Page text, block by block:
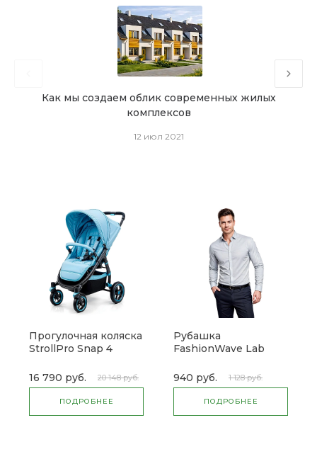
Как мы создаем облик современных жилых
комплексов
12 июл 2021
Прогулочная коляска
StrollPro Snap 4
16 790 руб. 20 148 руб.
ПОДРОБНЕЕ
Рубашка
FashionWave Lab
940 руб. 1 128 руб.
ПОДРОБНЕЕ